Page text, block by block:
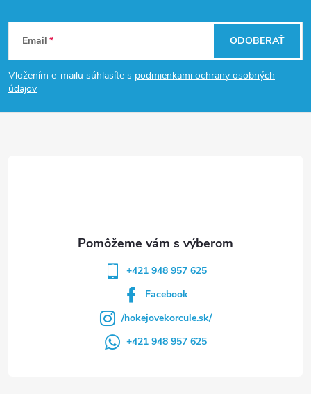
Z
á
p
Email
Vložením e-mailu súhlasíte s podmienkami ochrany osobných
údajov
ODOBERAŤ
+421 948 957 625
Facebook
/hokejovekorcule.sk/
+421 948 957 625